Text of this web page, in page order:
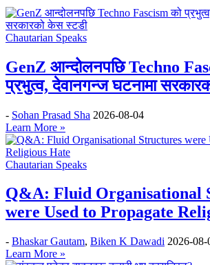
Chautarian Speaks
GenZ आन्दोलनपछि Techno
प्रभुत्व, देवानगन्ज घटनामा
- Sohan Prasad Sha 2026-08-04
Learn More »
Chautarian Speaks
Q&A: Fluid Organisational
were Used to Propagate
- Bhaskar Gautam, Biken K Dawadi 2026-08-
Learn More »